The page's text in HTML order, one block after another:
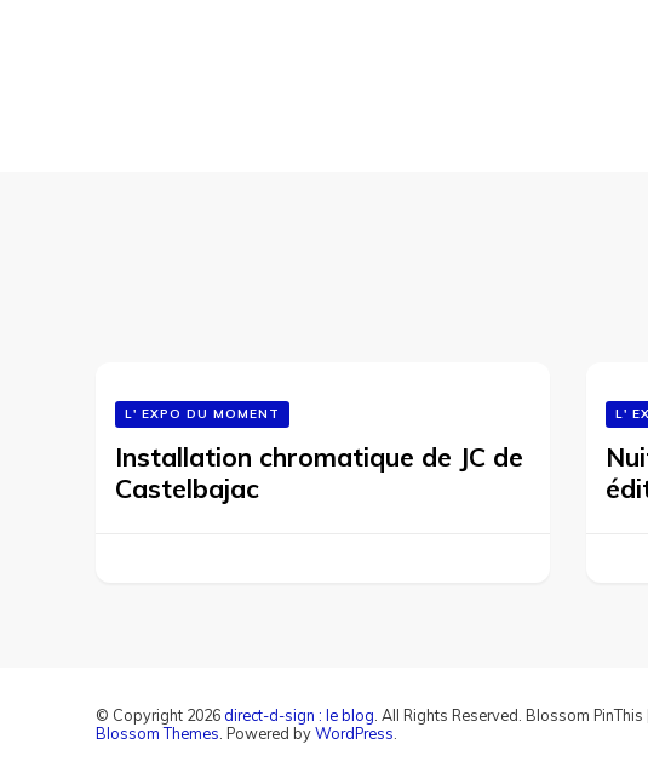
L' EXPO DU MOMENT
Installation chromatique de JC de
Castelbajac
L'
© Copyright 2026 direct-d-sign : le blog . All Rights Reserved. Blossom
Blossom Themes . Powered byWordPress